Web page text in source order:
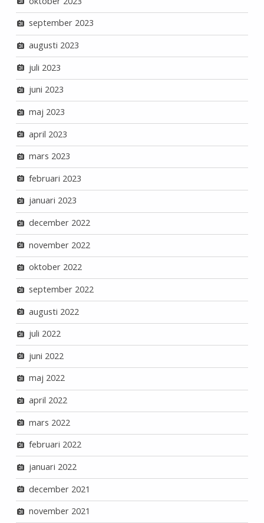
september 2023
augusti 2023
juli 2023
juni 2023
maj 2023
april 2023
mars 2023
februari 2023
januari 2023
december 2022
november 2022
oktober 2022
september 2022
augusti 2022
juli 2022
juni 2022
maj 2022
april 2022
mars 2022
februari 2022
januari 2022
december 2021
november 2021